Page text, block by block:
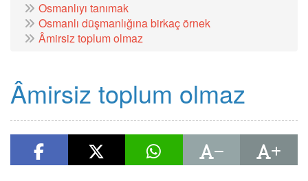
Osmanlıyı tanımak
Osmanlı düşmanlığına birkaç örnek
Âmirsiz toplum olmaz
Âmirsiz toplum olmaz